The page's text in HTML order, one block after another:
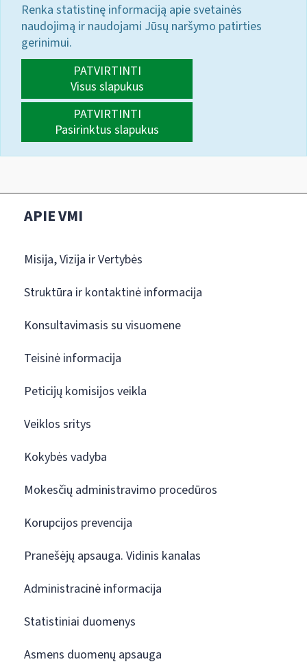
Renka statistinę informaciją apie svetainės
naudojimą ir naudojami Jūsų naršymo patirties
gerinimui.
PATVIRTINTI
Visus slapukus
PATVIRTINTI
Pasirinktus slapukus
APIE VMI
Misija, Vizija ir Vertybės
Struktūra ir kontaktinė informacija
Konsultavimasis su visuomene
Teisinė informacija
Peticijų komisijos veikla
Veiklos sritys
Kokybės vadyba
Mokesčių administravimo procedūros
Korupcijos prevencija
Pranešėjų apsauga. Vidinis kanalas
Administracinė informacija
Statistiniai duomenys
Asmens duomenų apsauga